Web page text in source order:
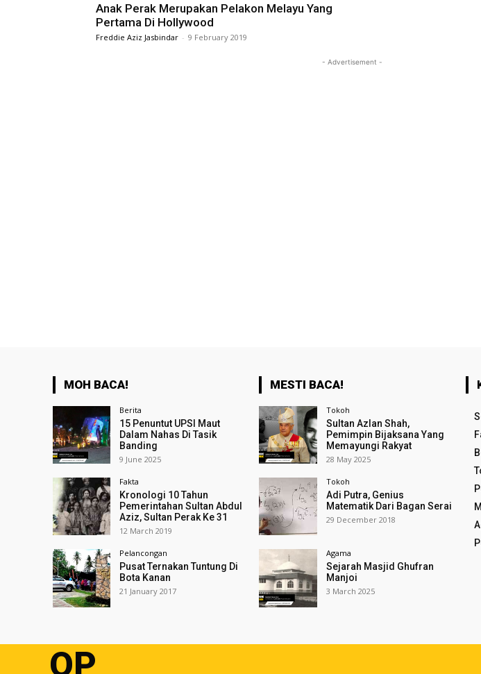
Anak Perak Merupakan Pelakon Melayu Yang
Pertama Di Hollywood
Freddie Aziz Jasbindar - 9 February 2019
- Advertisement -
MOH BACA!
Berita
15 Penuntut UPSI Maut
Dalam Nahas Di Tasik
Banding
9 June 2025
Fakta
Kronologi 10 Tahun
Pemerintahan Sultan Abdul
Aziz, Sultan Perak Ke 31
12 March 2019
Pelancongan
Pusat Ternakan Tuntung Di
Bota Kanan
21 January 2017
MESTI BACA!
Tokoh
Sultan Azlan Shah,
Pemimpin Bijaksana Yang
Memayungi Rakyat
28 May 2025
Tokoh
Adi Putra, Genius
Matematik Dari Bagan Serai
29 December 2018
Agama
Sejarah Masjid Ghufran
Manjoi
3 March 2025
OP